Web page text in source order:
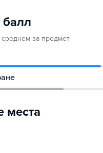
за предмет
места